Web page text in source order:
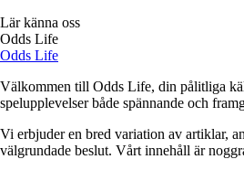
Lär känna oss
Odds Life
Odds Life
Välkommen till Odds Life, din pålitliga
spelupplevelser både spännande och
Vi erbjuder en bred variation av artiklar,
välgrundade beslut. Vårt innehåll är